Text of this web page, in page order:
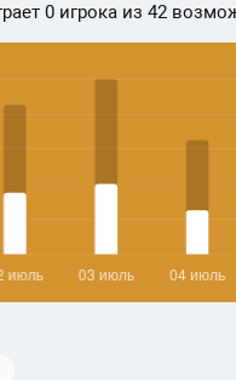
0 игрока из 42